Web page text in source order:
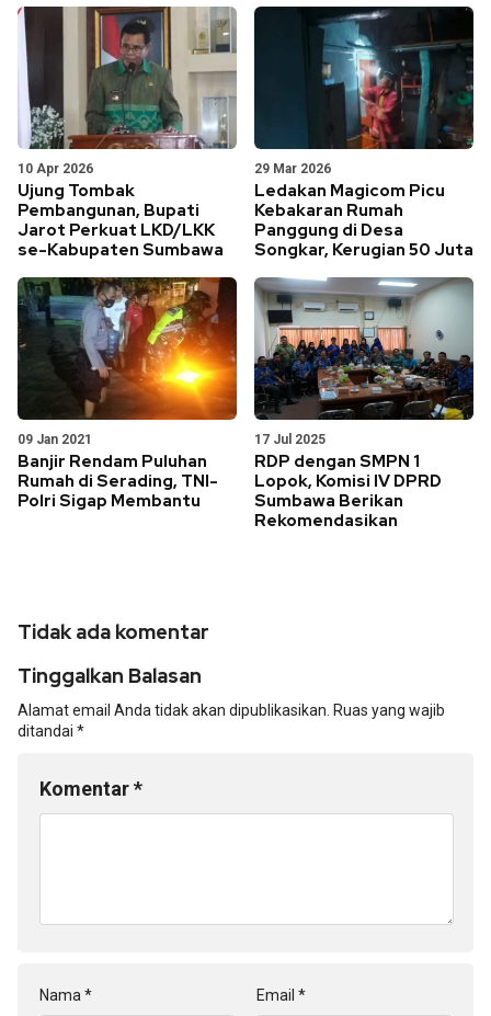
10 Apr 2026
Ujung Tombak
Pembangunan, Bupati
Jarot Perkuat LKD/LKK
se-Kabupaten Sumbawa
29 Mar 2026
Ledakan Magicom Picu
Kebakaran Rumah
Panggung di Desa
Songkar, Kerugian 50 Juta
09 Jan 2021
Banjir Rendam Puluhan
Rumah di Serading, TNI-
Polri Sigap Membantu
17 Jul 2025
RDP dengan SMPN 1
Lopok, Komisi IV DPRD
Sumbawa Berikan
Rekomendasikan
Tidak ada komentar
Tinggalkan Balasan
Alamat email Anda tidak akan dipublikasikan. Ruas yang wajib
ditandai *
Komentar*
Nama * Email *